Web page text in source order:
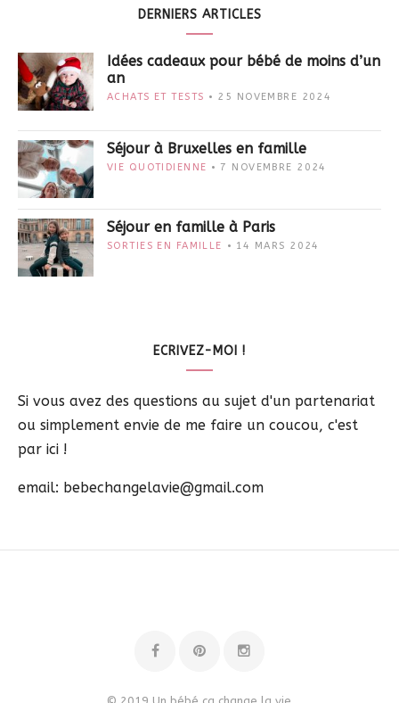
DERNIERS ARTICLES
Idées cadeaux pour bébé de moins d’un
an
ACHATS ET TESTS 25 NOVEMBRE 2024
Séjour à Bruxelles en famille
VIE QUOTIDIENNE 7 NOVEMBRE 2024
Séjour en famille à Paris
SORTIES EN FAMILLE 14 MARS 2024
ECRIVEZ-MOI !
Si vous avez des questions au sujet d'un partenariat
ou simplement envie de me faire un coucou, c'est
par ici !
email: bebechangelavie@gmail.com